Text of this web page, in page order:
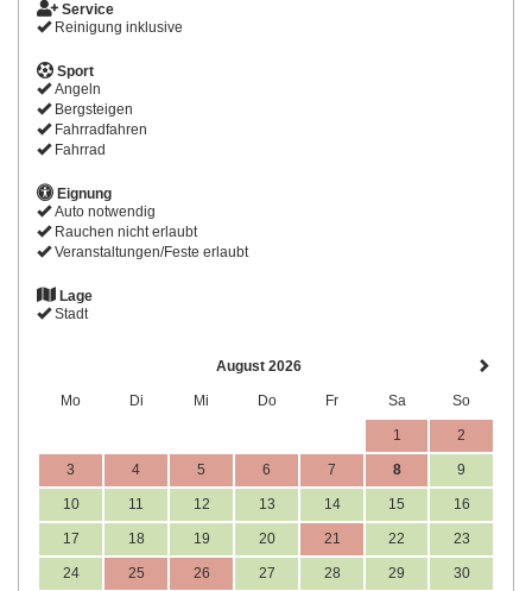
Service
Reinigung inklusive
Sport
Angeln
Bergsteigen
Fahrradfahren
Fahrrad
Eignung
Auto notwendig
Rauchen nicht erlaubt
Veranstaltungen/Feste erlaubt
Lage
Stadt
August 2026
Mo Di Mi Do Fr Sa So
1 2
3 4 5 6 7 8 9
10 11 12 13 14 15 16
17 18 19 20 21 22 23
24 25 26 27 28 29 30